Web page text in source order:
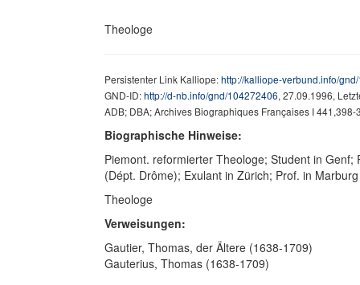
Theologe
Persistenter Link Kalliope:http://kalliope-verbund.info/
GND-ID:http://d-nb.info/gnd/104272406, 27.09.1996,
ADB; DBA; Archives Biographiques Françaises I 441,398-
Biographische Hinweise:
Piemont. reformierter Theologe; Student in
(Dépt. Drôme); Exulant in Zürich; Prof. in Marburg
Theologe
Verweisungen:
Gautier, Thomas, der Ältere (1638-1709)
Gauterius, Thomas (1638-1709)